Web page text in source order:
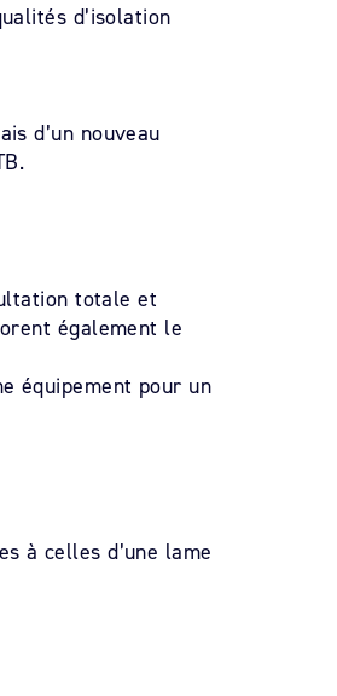
d’isolation
d’un nouveau
totale et
également le
équipement pour un
à celles d’une lame